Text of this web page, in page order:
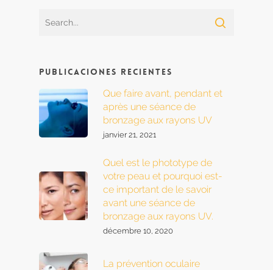
Publicaciones recientes
Que faire avant, pendant et
après une séance de
bronzage aux rayons UV
janvier 21, 2021
Quel est le phototype de
votre peau et pourquoi est-
ce important de le savoir
avant une séance de
bronzage aux rayons UV.
décembre 10, 2020
La prévention oculaire